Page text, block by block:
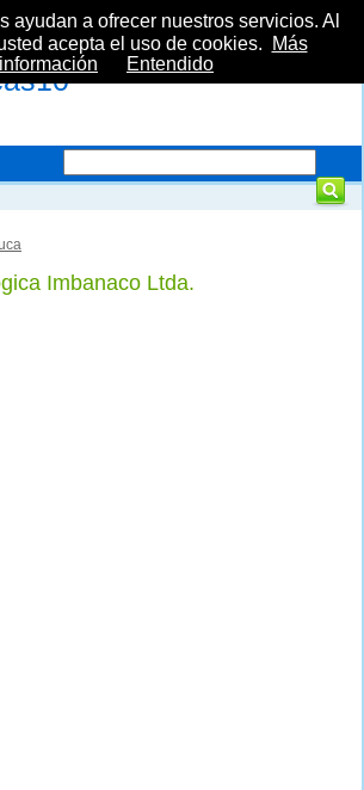
Imbanaco Ltda.
ayudan a ofrecer nuestros servicios. Al
acepta el uso de cookies.
Más
información
Entendido